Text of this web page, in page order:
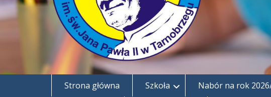
Strona główna Szkoła Nabór na rok